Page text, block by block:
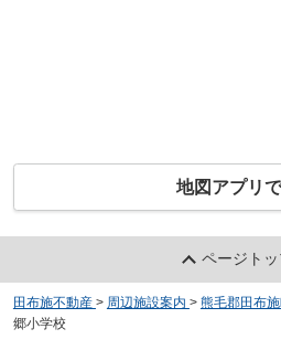
地図アプリ
ページト
田布施不動産 > 周辺施設案内 > 熊毛郡田布
郷小学校